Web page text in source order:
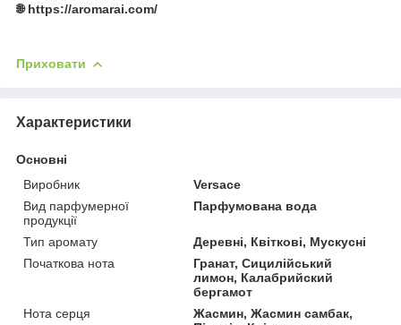
🌐 https://aromarai.com/
Приховати
Характеристики
Основні
Виробник
Versace
Вид парфумерної
продукції
Парфумована вода
Тип аромату
Деревні, Квіткові, Мускусні
Початкова нота
Гранат, Сицилійський
лимон, Калабрийский
бергамот
Нота серця
Жасмин, Жасмин самбак,